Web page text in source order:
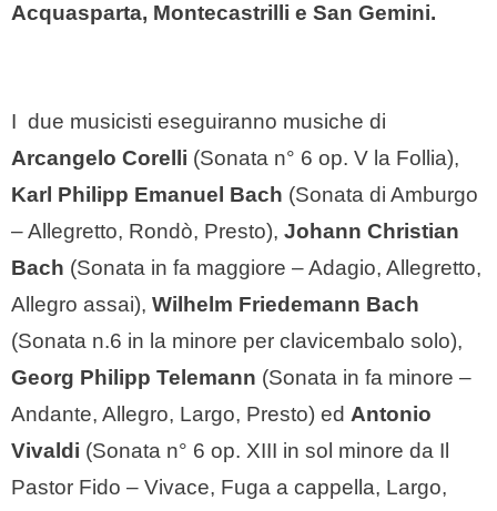
Acquasparta, Montecastrilli e San Gemini.
I due musicisti eseguiranno musiche di
Arcangelo Corelli (Sonata n° 6 op. V la Follia),
Karl Philipp Emanuel Bach (Sonata di Amburgo
– Allegretto, Rondò, Presto), Johann Christian
Bach (Sonata in fa maggiore – Adagio, Allegretto,
Allegro assai), Wilhelm Friedemann Bach
(Sonata n.6 in la minore per clavicembalo solo),
Georg Philipp Telemann (Sonata in fa minore –
Andante, Allegro, Largo, Presto) ed Antonio
Vivaldi (Sonata n° 6 op. XIII in sol minore da Il
Pastor Fido – Vivace, Fuga a cappella, Largo,